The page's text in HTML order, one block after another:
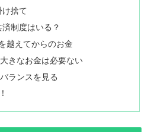
け捨て
制度はいる？
越えてからのお金
きなお金は必要ない
ランスを見る